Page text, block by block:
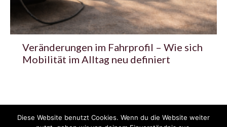
Veränderungen im Fahrprofil – Wie sich
Mobilität im Alltag neu definiert
© 2020 - 2025 Copyright - KFZzeitung.com
Diese Website benutzt Cookies. Wenn du die Website weiter